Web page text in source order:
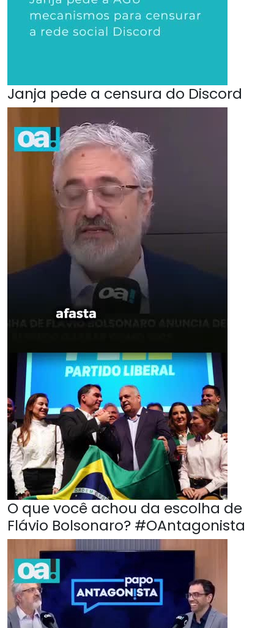
Janja pede a censura do Discord
O que você achou da escolha de
Flávio Bolsonaro? #OAntagonista